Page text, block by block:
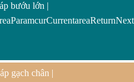
bướu lớn |
gạch chân |